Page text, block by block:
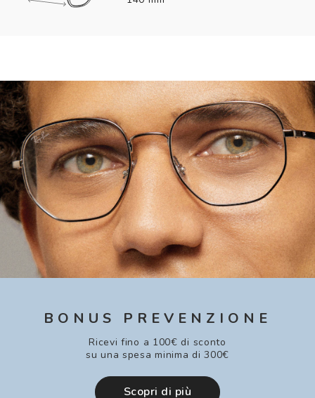
BONUS PREVENZIONE
Ricevi fino a 100€ di sconto
su una spesa minima di 300€
Scopri di più